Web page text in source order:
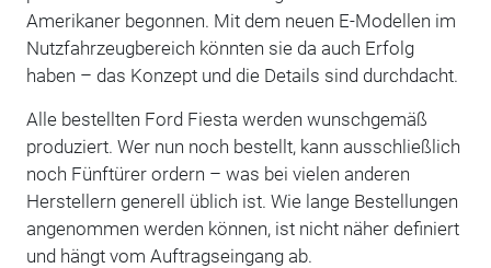
Amerikaner begonnen. Mit dem neuen E-Modellen im
Nutzfahrzeugbereich könnten sie da auch Erfolg
haben – das Konzept und die Details sind durchdacht.
Alle bestellten Ford Fiesta werden wunschgemäß
produziert. Wer nun noch bestellt, kann ausschließlich
noch Fünftürer ordern – was bei vielen anderen
Herstellern generell üblich ist. Wie lange Bestellungen
angenommen werden können, ist nicht näher definiert
und hängt vom Auftragseingang ab.